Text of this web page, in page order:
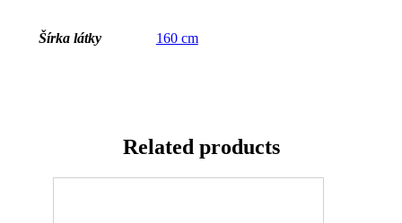
Šírka látky 160 cm
Related products